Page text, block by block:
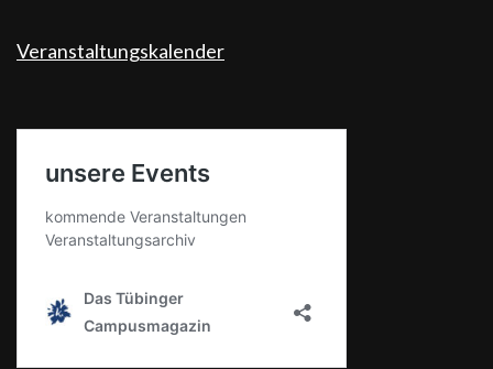
Veranstaltungskalender